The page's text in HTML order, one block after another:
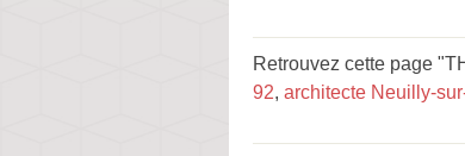
Retrouvez cette page
92, architecte Neuilly-